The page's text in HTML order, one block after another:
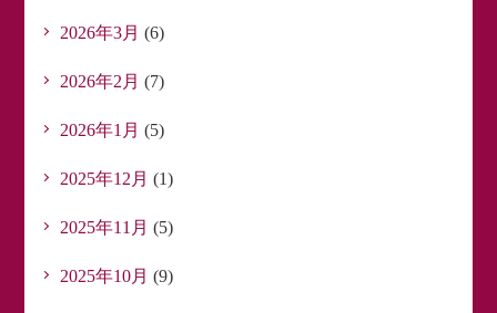
2026年3月 (6)
2026年2月 (7)
2026年1月 (5)
2025年12月 (1)
2025年11月 (5)
2025年10月 (9)